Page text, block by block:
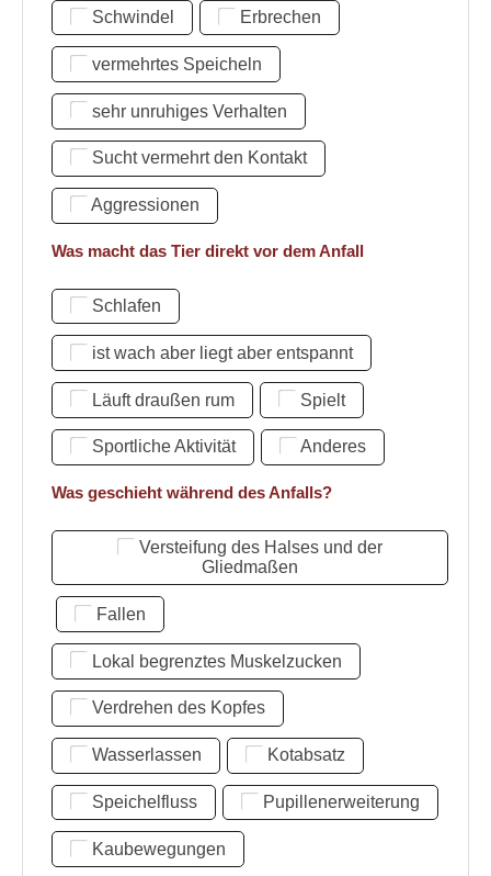
Schwindel Erbrechen
vermehrtes Speicheln
sehr unruhiges Verhalten
Sucht vermehrt den Kontakt
Aggressionen
Was macht das Tier direkt vor dem Anfall
Schlafen
ist wach aber liegt aber entspannt
Läuft draußen rum Spielt
Sportliche Aktivität Anderes
Was geschieht während des Anfalls?
Versteifung des Halses und der
Gliedmaßen
Fallen
Lokal begrenztes Muskelzucken
Verdrehen des Kopfes
Wasserlassen Kotabsatz
Speichelfluss Pupillenerweiterung
Kaubewegungen